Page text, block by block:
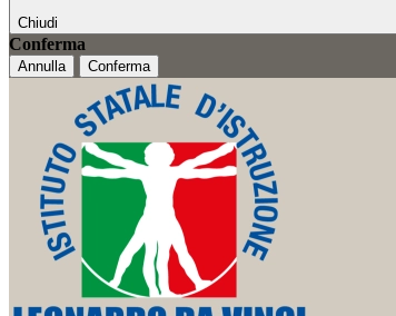
Chiudi
Conferma
Annulla Conferma